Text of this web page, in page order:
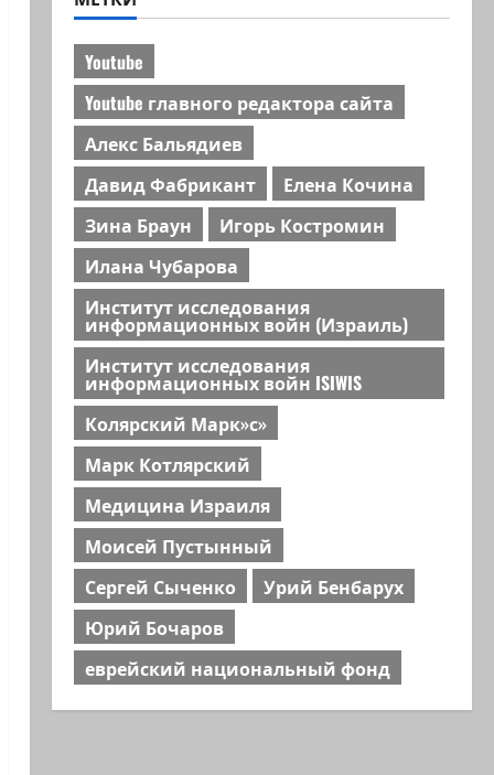
Youtube
Youtube главного редактора сайта
Алекс Бальядиев
Давид Фабрикант
Елена Кочина
Зина Браун
Игорь Костромин
Илана Чубарова
Институт исследования
информационных войн (Израиль)
Институт исследования
информационных войн ISIWIS
Колярский Марк»с»
Марк Котлярский
Медицина Израиля
Моисей Пустынный
Сергей Сыченко
Урий Бенбарух
Юрий Бочаров
еврейский национальный фонд